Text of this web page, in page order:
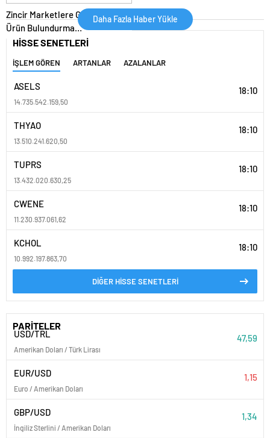
Zincir Marketlere Glütensiz
Ürün Bulundurma
Yükümlülüğü Getirildi
Daha Fazla Haber Yükle
HİSSE SENETLERİ
İŞLEM GÖREN ARTANLAR AZALANLAR
ASELS
14.735.542.159,50
18:10
THYAO
13.510.241.620,50
18:10
TUPRS
13.432.020.630,25
18:10
CWENE
11.230.937.061,62
18:10
KCHOL
10.992.197.863,70
18:10
DİĞER HİSSE SENETLERİ
PARİTELER
USD/TRL
Amerikan Doları / Türk Lirası
47,59
EUR/USD
Euro / Amerikan Doları
1,15
GBP/USD
İngiliz Sterlini / Amerikan Doları
1,34